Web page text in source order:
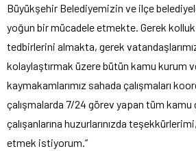
Büyükşehir Belediyemizin ve ilçe
yoğun bir mücadele etmekte. Gerek
tedbirlerini almakta, gerek
kolaylaştırmak üzere bütün kamu kurum
kaymakamlarımız sahada çalışmaları
çalışmalarda 7/24 görev yapan tüm kamu
çalışanlarına huzurlarınızda
etmek istiyorum.”